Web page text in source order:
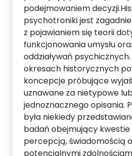
podejmowaniem
psychotroniki jest
z pojawianiem się teorii
funkcjonowania umysłu
oddziaływań
okresach historycznych
koncepcje próbujące
uznawane za nietypowe
jednoznacznego opisania.
była niekiedy
badań obejmujący kwestie
percepcją, świadomością
potencjalnymi